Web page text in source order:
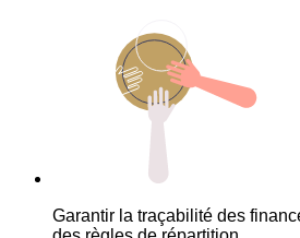
Garantir la traçabilité des